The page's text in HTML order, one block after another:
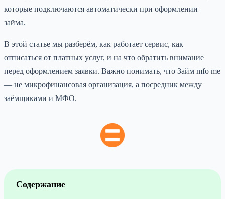
которые подключаются автоматически при оформлении
займа.
В этой статье мы разберём, как работает сервис, как
отписаться от платных услуг, и на что обратить внимание
перед оформлением заявки. Важно понимать, что Займ mfo me
— не микрофинансовая организация, а посредник между
заёмщиками и МФО.
Содержание